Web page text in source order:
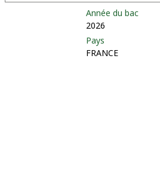
Année du bac
2026
Pays
FRANCE